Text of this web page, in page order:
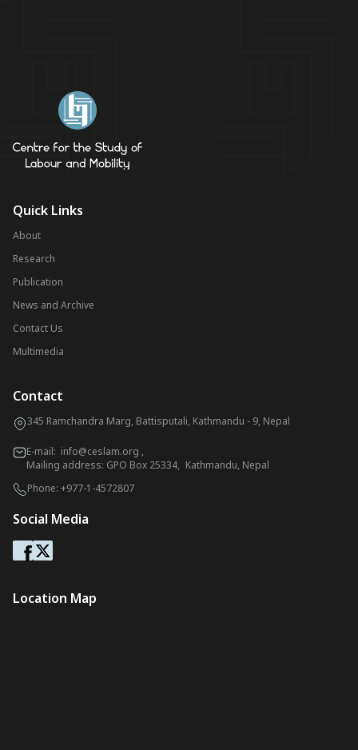
Quick Links
About
Research
Publication
News and Archive
Contact Us
Multimedia
Contact
345 Ramchandra Marg, Battisputali, Kathmandu - 9, Nepal
E-mail: info@ceslam.org ,
Mailing address: GPO Box 25334, Kathmandu, Nepal
Phone: +977-1-4572807
Social Media
Location Map